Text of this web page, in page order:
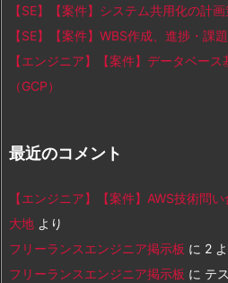
【SE】【案件】システム共用化の計
【SE】【案件】WBS作成、進捗・課
【エンジニア】【案件】データベー
（GCP）
最近のコメント
【エンジニア】【案件】AWS技術問
大地 より
フリーランスエンジニア掲示板 に 2
フリーランスエンジニア掲示板 に テ